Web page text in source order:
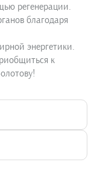
регенерации.
благодаря
энергетики.
к